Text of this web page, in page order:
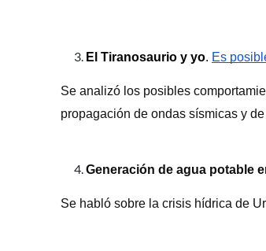
El Tiranosaurio y yo. Es
Se analizó los posibles
propagación de ondas sísmicas y
Generación de agua potable
Se habló sobre la crisis hídrica de